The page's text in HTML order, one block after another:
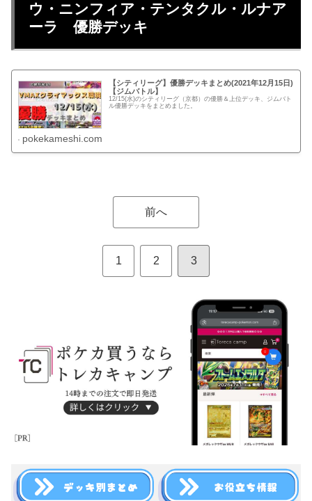
ウ・ニンフィア・テンタクル・ルナア
ーラ 優勝デッキ
【シティリーグ】優勝デッキまとめ(2021年12月15日)
【ジムバトル】
12/15(水)のシティリーグ（京都）の優勝＆上位デッキ、ジムバト
ル優勝デッキをまとめました。
pokekameshi.com
前へ
1 2 3